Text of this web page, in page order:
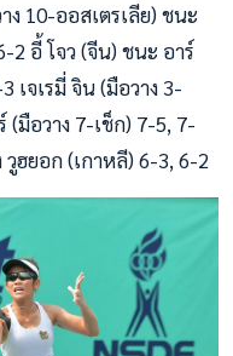
ง 10-ออสเตรเลีย) ชนะ
2 อี้ โจว (จีน) ชนะ อาร์
เจเรมี่ จิน (มือวาง 3-
(มือวาง 7-เช็ก) 7-5, 7-
ฮยอก (เกาหลี) 6-3, 6-2